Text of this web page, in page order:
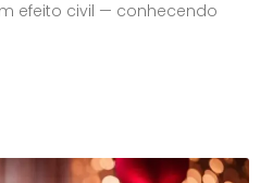
efeito civil — conhecendo